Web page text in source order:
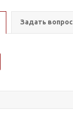
Задать вопрос